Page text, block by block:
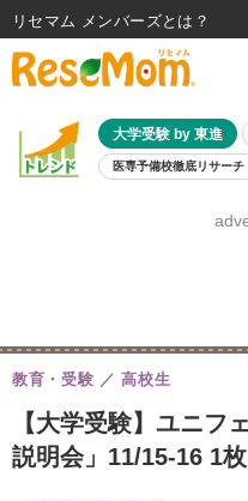
大学受験 by 東進
医専予備校徹底リサーチ
8月開催
【大学受験】ユニフ
説明会」11/15-16 1
教育・受験 高校生
リセマム メンバーズ